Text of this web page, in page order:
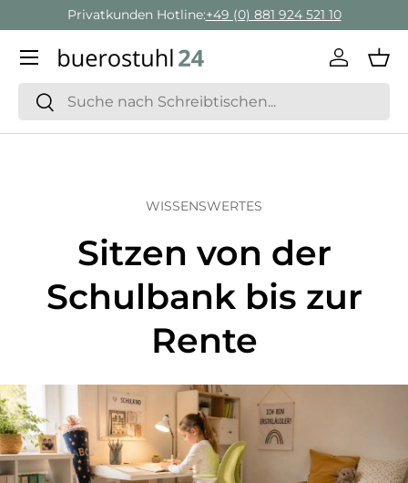
Direkt zum Inhalt
Privatkunden Hotline:+49 (0) 881 924 521 10
Suchen
Suchen
Menü
WISSENSWERTES
Sitzen von der
Schulbank bis zur
Rente